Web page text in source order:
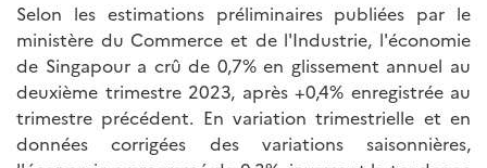
Selon les estimations préliminaires publiées par le
ministère du Commerce et de l'Industrie, l'économie
de Singapour a crû de 0,7% en glissement annuel au
deuxième trimestre 2023, après +0,4% enregistrée au
trimestre précédent. En variation trimestrielle et en
données corrigées des variations saisonnières,